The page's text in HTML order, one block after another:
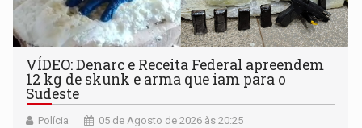
VÍDEO: Denarc e Receita Federal apreendem
12 kg de skunk e arma que iam para o
Sudeste
Polícia 05 de Agosto de 2026 às 20:25